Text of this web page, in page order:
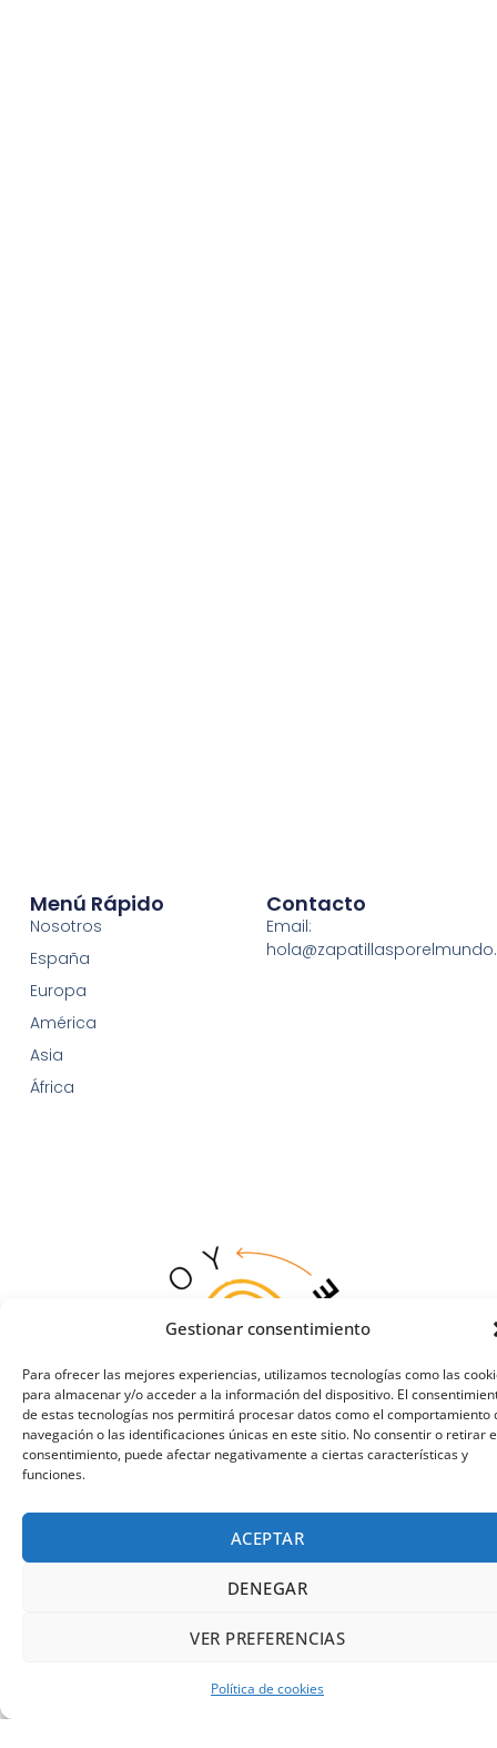
Gestionar consentimiento
Para ofrecer las mejores experiencias, utilizamos tecnologías como las
para almacenar y/o acceder a la información del dispositivo. El
de estas tecnologías nos permitirá procesar datos como el comportamiento
navegación o las identificaciones únicas en este sitio. No consentir o retirar
consentimiento, puede afectar negativamente a ciertas características y
funciones.
ACEPTAR
DENEGAR
VER PREFERENCIAS
Política de cookies
Menú Rápido
Nosotros
España
Europa
América
Asia
África
Contacto
Email: